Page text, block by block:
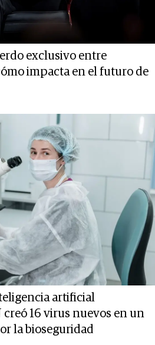
exclusivo entre
impacta en el futuro de
artificial
16 virus nuevos en un
la bioseguridad